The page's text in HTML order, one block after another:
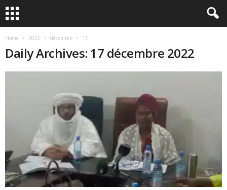
Home 2022 décembre 17
Daily Archives: 17 décembre 2022